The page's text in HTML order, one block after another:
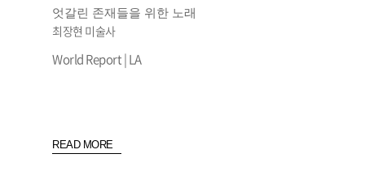
엇갈린 존재들을 위한 노래
최장현 미술사
World Report | LA
READ MORE